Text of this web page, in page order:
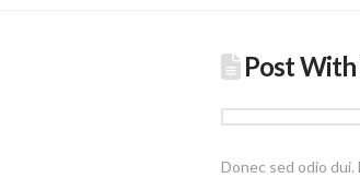
Post With
Donec sed odio